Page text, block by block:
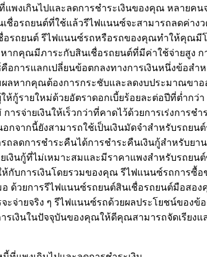
พงเกินไปและลดการชำระเงินของคุณ หลายค
เชื่อรถยนต์ที่ใช้แล้วรีไฟแนนซ์จะสามารถลดค่
รถยนต์ รีไฟแนนซ์รถหรือรถของคุณทำให้คุณมี
หากคุณมีภาระกับสินเชื่อรถยนต์ที่มีค่าใช้จ่ายสู
การแลกเปลี่ยนข้อตกลงทางการเงินหนึ่งข้อสำ
ลหากคุณต้องการกระชับและลดงบประมาณข
กู้รายใหม่ด้วยอัตราดอกเบี้ยร้อยละต่อปีที่ต่ำก
รจ่ายเงินให้เร็วกว่าที่คาดไว้ด้วยการเร่งกา
กจากนี้ยังสามารถใช้เป็นเงินมัดจำสำหรับรถ
ลดการชำระคืนได้การชำระคืนเงินกู้สำหรับย
งินกู้ที่ไม่เหมาะสมและมีราคาแพงสำหรับรถย
กับการเงินโดยรวมของคุณ รีไฟแนนซ์รถการซื้
ด้วยการรีไฟแนนซ์รถยนต์สินเชื่อรถยนต์มือส
จ่ายจริง ๆ รีไฟแนนซ์รถด้วยผลประโยชน์ของ
เงินในปัจจุบันของคุณให้ดีคุณสามารถจัดเรีย